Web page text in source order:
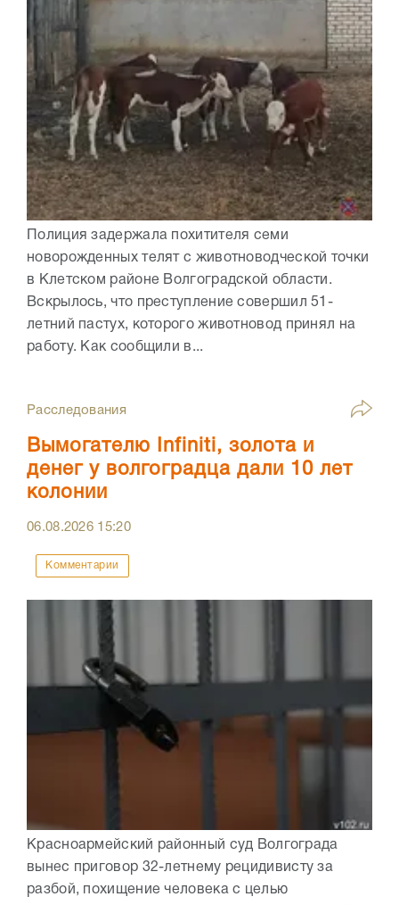
Полиция задержала похитителя семи
новорожденных телят с животноводческой точки
в Клетском районе Волгоградской области.
Вскрылось, что преступление совершил 51-
летний пастух, которого животновод принял на
работу. Как сообщили в...
Расследования
Вымогателю Infiniti, золота и
денег у волгоградца дали 10 лет
колонии
06.08.2026 15:20
Комментарии
Красноармейский районный суд Волгограда
вынес приговор 32-летнему рецидивисту за
разбой, похищение человека с целью